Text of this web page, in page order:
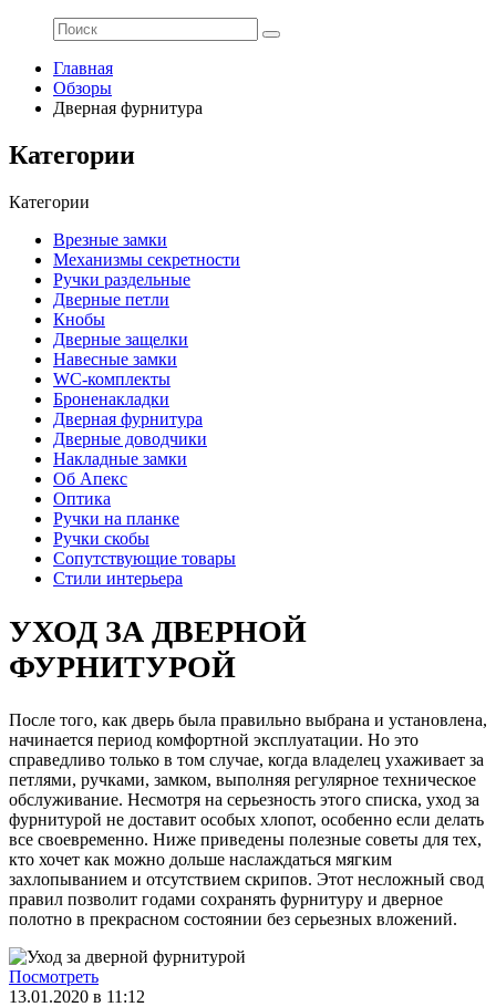
Главная
Обзоры
Дверная фурнитура
Категории
Категории
Врезные замки
Механизмы секретности
Ручки раздельные
Дверные петли
Кнобы
Дверные защелки
Навесные замки
WC-комплекты
Броненакладки
Дверная фурнитура
Дверные доводчики
Накладные замки
Об Апекс
Оптика
Ручки на планке
Ручки скобы
Сопутствующие товары
Стили интерьера
УХОД ЗА ДВЕРНОЙ
ФУРНИТУРОЙ
После того, как дверь была правильно выбрана и установлена,
начинается период комфортной эксплуатации. Но это
справедливо только в том случае, когда владелец ухаживает за
петлями, ручками, замком, выполняя регулярное техническое
обслуживание. Несмотря на серьезность этого списка, уход за
фурнитурой не доставит особых хлопот, особенно если делать
все своевременно. Ниже приведены полезные советы для тех,
кто хочет как можно дольше наслаждаться мягким
захлопыванием и отсутствием скрипов. Этот несложный свод
правил позволит годами сохранять фурнитуру и дверное
полотно в прекрасном состоянии без серьезных вложений.
Посмотреть
13.01.2020 в 11:12